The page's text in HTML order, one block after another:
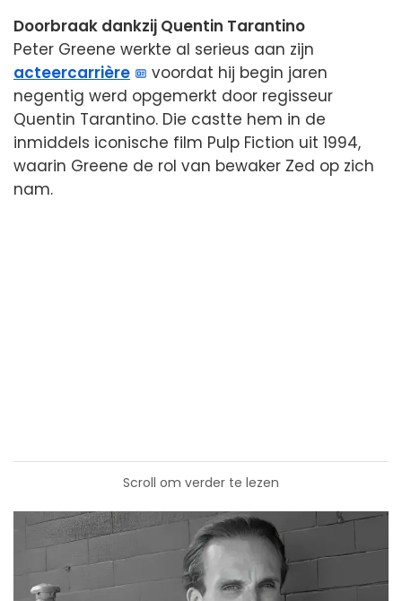
Doorbraak dankzij Quentin Tarantino
Peter Greene werkte al serieus aan zijn
acteercarrière
voordat hij begin jaren
negentig werd opgemerkt door regisseur
Quentin Tarantino. Die castte hem in de
inmiddels iconische film Pulp Fiction uit 1994,
waarin Greene de rol van bewaker Zed op zich
nam.
Scroll om verder te lezen